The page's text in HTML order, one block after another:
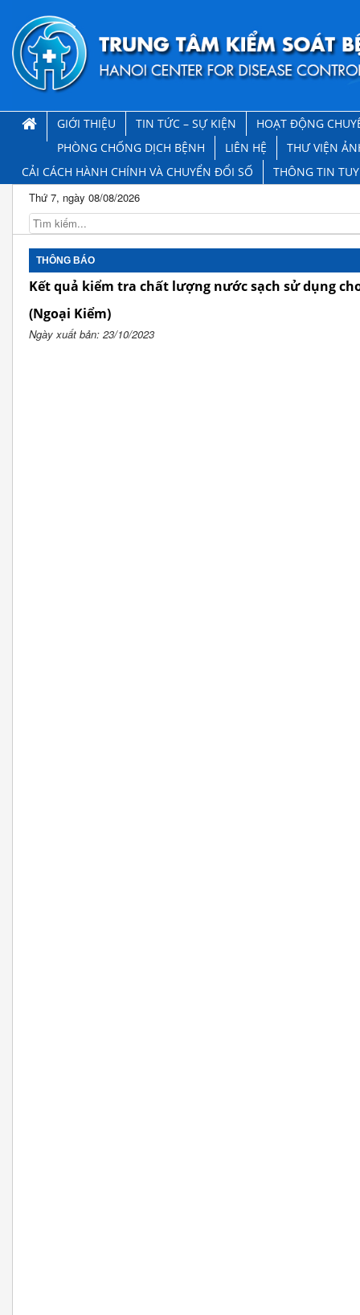
GIỚI THIỆU TIN TỨC – SỰ KIỆN
HOẠT ĐỘNG
PHÒNG CHỐNG DỊCH BỆNH
LIÊN HỆ
THƯ VIỆN
CẢI CÁCH HÀNH CHÍNH VÀ CHUYỂN ĐỔI SỐ
THÔNG TIN
Thứ 7, ngày 08/08/2026
THÔNG BÁO
Kết quả kiểm tra chất lượng nước sạch sử dụng
(Ngoại Kiểm)
Ngày xuất bản: 23/10/2023